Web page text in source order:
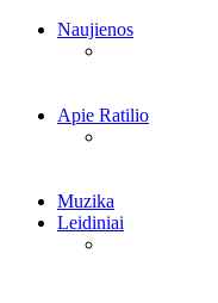
Naujienos
Apie Ratilio
Muzika
Leidiniai